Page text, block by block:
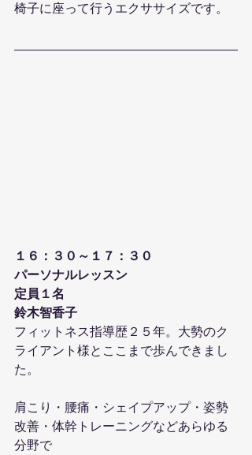
椅子に座って行うエクササイズです。
１６：３０～１７：３０
パーソナルレッスン
定員１名
鈴木智香子
フィットネス指導歴２５年。大勢のク
ライアント様とここまで歩んできまし
た。
肩こり・腰痛・シェイプアップ・姿勢
改善・体幹トレーニングなどあらゆる
分野で